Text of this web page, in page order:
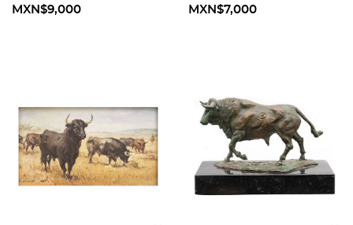
Firmada, fechada y
MXN$9,000
base de mármol.
MXN$7,000